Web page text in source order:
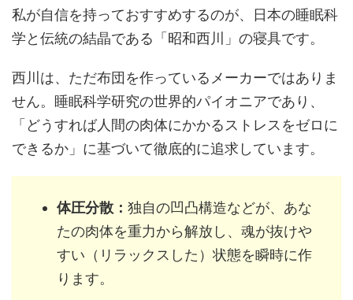
私が自信を持っておすすめするのが、日本の睡眠科
学と伝統の結晶である「昭和西川」の寝具です。
西川は、ただ布団を作っているメーカーではありま
せん。睡眠科学研究の世界的パイオニアであり、
「どうすれば人間の肉体にかかるストレスをゼロに
できるか」に基づいて徹底的に追求しています。
体圧分散： 独自の凹凸構造などが、あな
たの肉体を重力から解放し、魂が抜けや
すい（リラックスした）状態を瞬時に作
ります。